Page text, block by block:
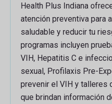
Health Plus Indiana
atención preventiva para
saludable y reducir tu
programas incluyen
VIH, Hepatitis C e
sexual, Profilaxis Pre-
prevenir el VIH y talleres
que brindan información